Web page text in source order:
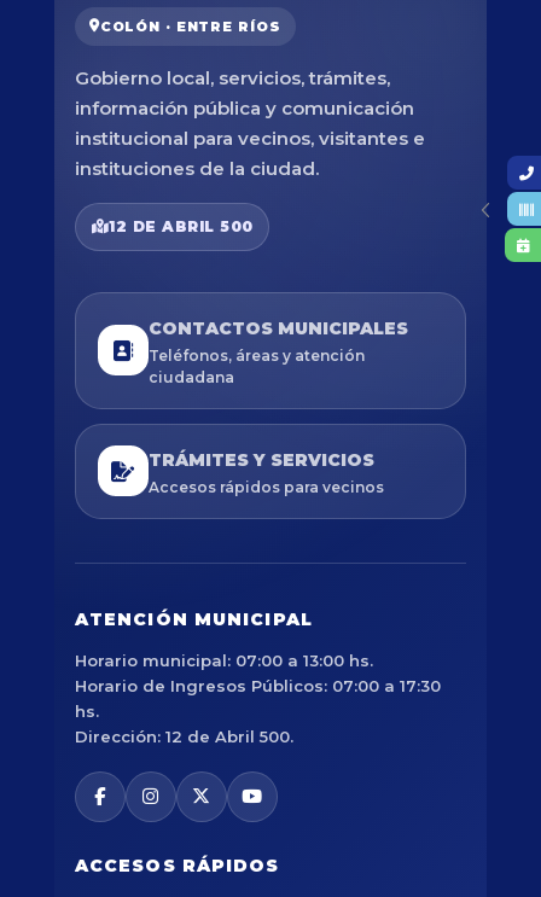
COLÓN · ENTRE RÍOS
Gobierno local, servicios, trámites,
información pública y comunicación
institucional para vecinos, visitantes e
instituciones de la ciudad.
12 DE ABRIL 500
CONTACTOS MUNICIPALES
Teléfonos, áreas y atención
ciudadana
TRÁMITES Y SERVICIOS
Accesos rápidos para vecinos
ATENCIÓN MUNICIPAL
Horario municipal: 07:00 a 13:00 hs.
Horario de Ingresos Públicos: 07:00 a 17:30
hs.
Dirección: 12 de Abril 500.
ACCESOS RÁPIDOS